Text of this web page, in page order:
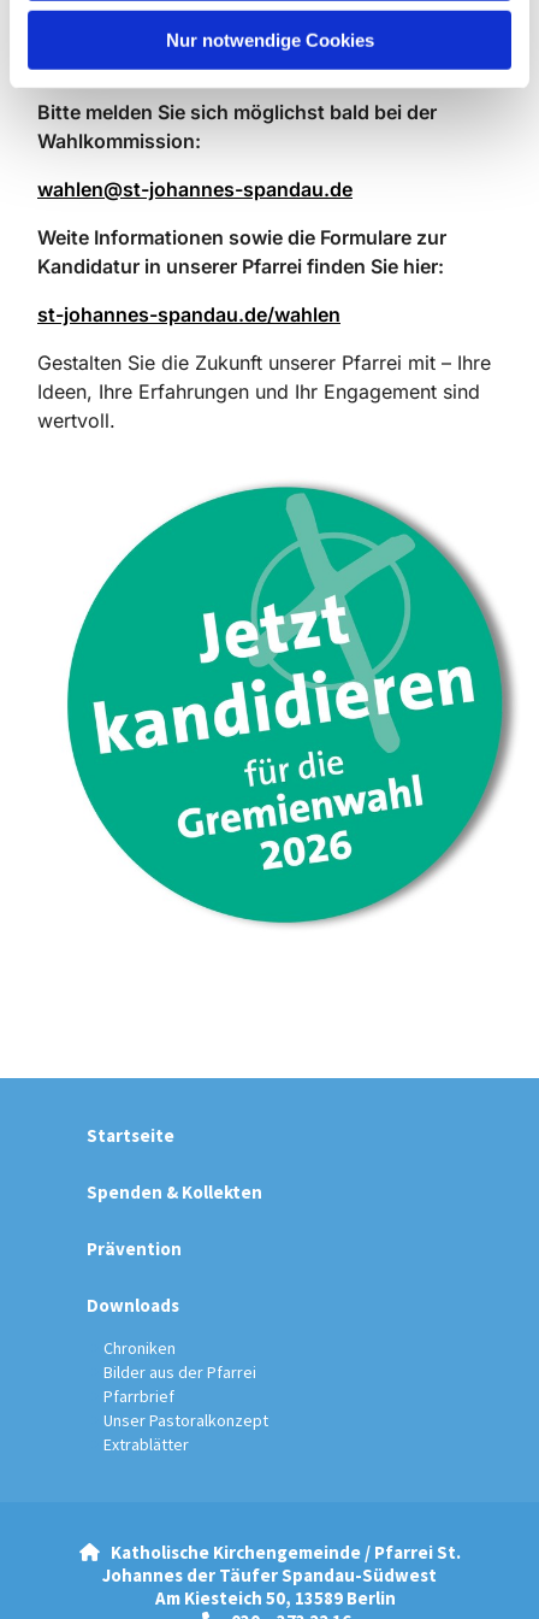
Nur notwendige Cookies
Wenn Sie sich eine Kandidatur vorstellen können
oder zunächst unverbindlich mehr erfahren
möchten, freuen wir uns über Ihre Nachricht.
Bitte melden Sie sich möglichst bald bei der
Wahlkommission:
wahlen@st-johannes-spandau.de
Weite Informationen sowie die Formulare zur
Kandidatur in unserer Pfarrei finden Sie hier:
st-johannes-spandau.de/wahlen
Gestalten Sie die Zukunft unserer Pfarrei mit – Ihre
Ideen, Ihre Erfahrungen und Ihr Engagement sind
wertvoll.
Startseite
Spenden & Kollekten
Prävention
Downloads
Chroniken
Bilder aus der Pfarrei
Pfarrbrief
Unser Pastoralkonzept
Extrablätter
Katholische Kirchengemeinde / Pfarrei St.
Johannes der Täufer Spandau-Südwest
Am Kiesteich 50, 13589 Berlin